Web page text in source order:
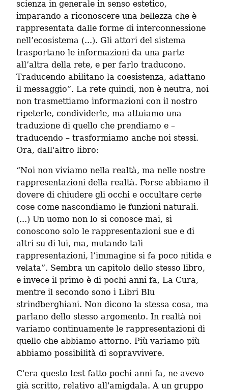
scienza in generale in senso estetico,
imparando a riconoscere una bellezza che è
rappresentata dalle forme di interconnessione
nell’ecosistema (...). Gli attori del sistema
trasportano le informazioni da una parte
all’altra della rete, e per farlo traducono.
Traducendo abilitano la coesistenza, adattano
il messaggio”. La rete quindi, non è neutra, noi
non trasmettiamo informazioni con il nostro
ripeterle, condividerle, ma attuiamo una
traduzione di quello che prendiamo e –
traducendo – trasformiamo anche noi stessi.
Ora, dall'altro libro:
“Noi non viviamo nella realtà, ma nelle nostre
rappresentazioni della realtà. Forse abbiamo il
dovere di chiudere gli occhi e occultare certe
cose come nascondiamo le funzioni naturali.
(...) Un uomo non lo si conosce mai, si
conoscono solo le rappresentazioni sue e di
altri su di lui, ma, mutando tali
rappresentazioni, l’immagine si fa poco nitida e
velata”. Sembra un capitolo dello stesso libro,
e invece il primo è di pochi anni fa, La Cura,
mentre il secondo sono i Libri Blu
strindberghiani. Non dicono la stessa cosa, ma
parlano dello stesso argomento. In realtà noi
variamo continuamente le rappresentazioni di
quello che abbiamo attorno. Più variamo più
abbiamo possibilità di sopravvivere.
C'era questo test fatto pochi anni fa, ne avevo
già scritto, relativo all'amigdala. A un gruppo